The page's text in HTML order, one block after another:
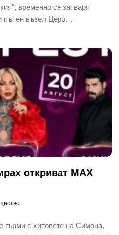
временно се затваря
пътен възел Церо…
откриват MAX
гърми с хитовете на Симона,